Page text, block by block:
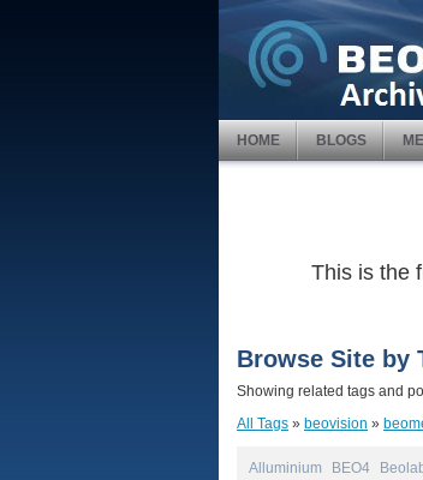
HOME BLOGS
This is the
Browse Site by
Showing related tags and
All Tags » beovision »
Alluminium BEO4